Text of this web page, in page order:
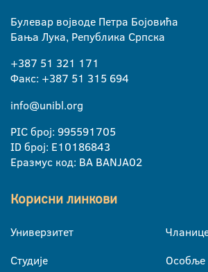
Булевар војводе Петра Бојовића
Бања Лука, Република Српска
+387 51 321 171
Факс: +387 51 315 694
info@unibl.org
PIC број: 995591705
ID број: E10186843
Еразмус код: BA BANJA02
Корисни линкови
Универзитет
Студије
Особље